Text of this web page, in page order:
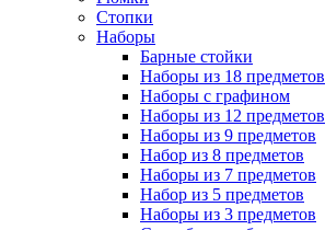
Стопки
Наборы
Барные стойки
Наборы из 18 предметов
Наборы с графином
Наборы из 12 предметов
Наборы из 9 предметов
Набор из 8 предметов
Наборы из 7 предметов
Набор из 5 предметов
Наборы из 3 предметов